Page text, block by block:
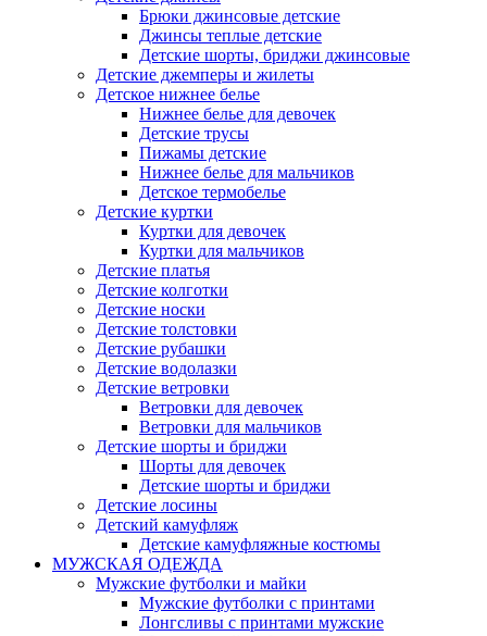
Брюки джинсовые детские
Джинсы теплые детские
Детские шорты, бриджи джинсовые
Детские джемперы и жилеты
Детское нижнее белье
Нижнее белье для девочек
Детские трусы
Пижамы детские
Нижнее белье для мальчиков
Детское термобелье
Детские куртки
Куртки для девочек
Куртки для мальчиков
Детские платья
Детские колготки
Детские носки
Детские толстовки
Детские рубашки
Детские водолазки
Детские ветровки
Ветровки для девочек
Ветровки для мальчиков
Детские шорты и бриджи
Шорты для девочек
Детские шорты и бриджи
Детские лосины
Детский камуфляж
Детские камуфляжные костюмы
МУЖСКАЯ ОДЕЖДА
Мужские футболки и майки
Мужские футболки с принтами
Лонгсливы с принтами мужские